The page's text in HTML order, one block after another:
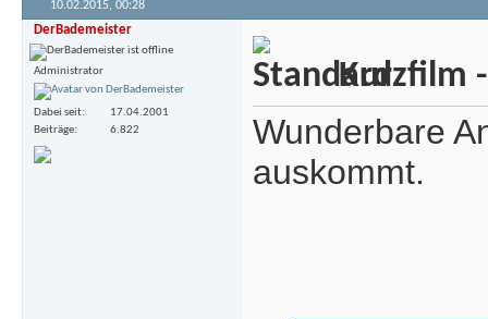
10.02.2015, 00:28
DerBademeister
Administrator
Dabei seit
17.04.2001
Beiträge
6.822
Kurzfilm
Wunderbare
auskommt.